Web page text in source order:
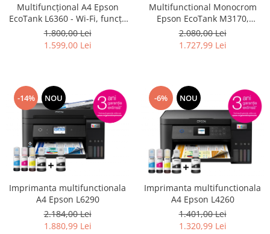
Multifuncțional A4 Epson
EcoTank L6360 - Wi-Fi, funcții
de scanare, copiere și
imprimare față-verso.
(Inlocuieste imprimanta
1.800,00 Lei
1.599,00 Lei
Multifunctional Monocrom
Epson EcoTank M3170,
Duplex, ADF, Retea, Wireless,
A4 #
2.080,00 Lei
1.727,99 Lei
-14% NOU
Imprimanta multifunctionala
A4 Epson L6290
2.184,00 Lei
1.880,99 Lei
-6% NOU
Imprimanta multifunctionala
A4 Epson L4260
1.401,00 Lei
1.320,99 Lei